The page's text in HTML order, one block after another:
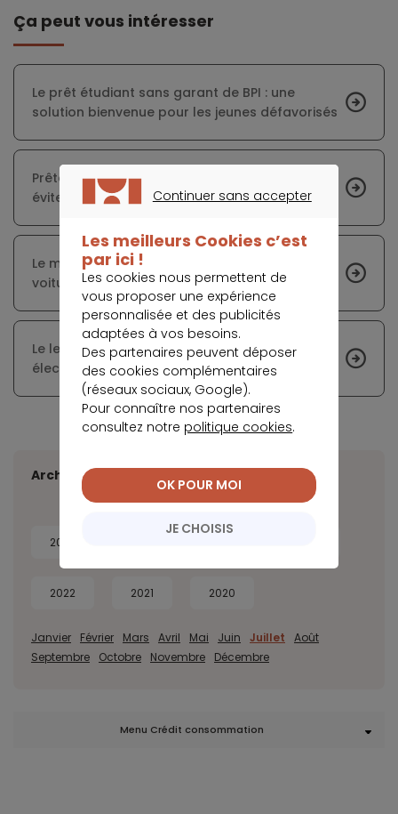
Ça peut vous intéresser
Le prêt étudiant sans garant de BPI : une
solution bienvenue pour les jeunes défavorisés
Prêter à la famille ou à un ami : comment
éviter les litiges et préserver les relations ?
Le moment est opportun pour acquérir une
voiture électrique
Le leasing social : un tremplin vers la mobilité
électrique pour les moins aisés
Archives
2026
2022 2021 2020
Janvier Février Mars Avril Mai Juin Juillet
Août
Septembre
Octobre Novembre Décembre
Menu Crédit consommation
Continuer sans accepter
Les meilleurs Cookies c’est
par ici !
Les cookies nous permettent de
vous proposer une expérience
personnalisée et des publicités
adaptées à vos besoins.
Des partenaires peuvent déposer
des cookies complémentaires
(réseaux sociaux, Google).
Pour connaître nos partenaires
consultez notre politique cookies.
JE CHOISIS
OK POUR MOI